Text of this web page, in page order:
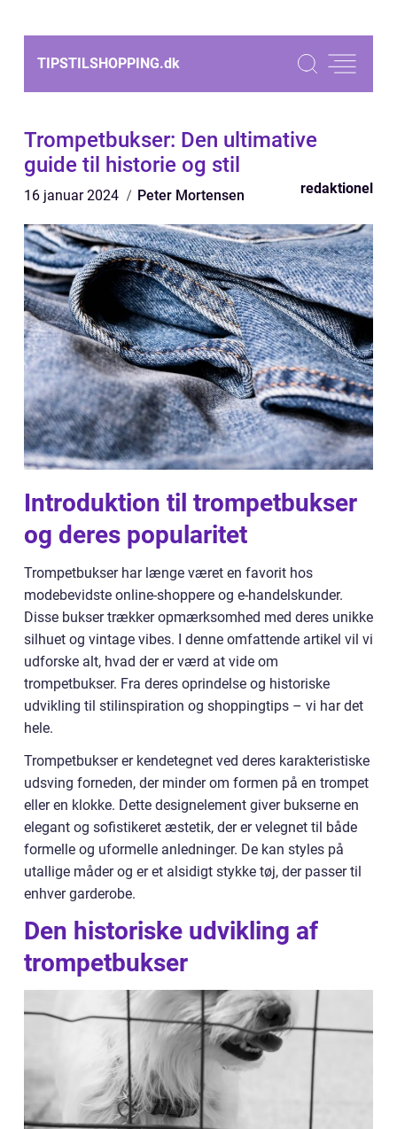
TIPSTILSHOPPING.dk
Trompetbukser: Den ultimative
guide til historie og stil
16 januar 2024 Peter Mortensen redaktionel
Introduktion til trompetbukser
og deres popularitet
Trompetbukser har længe været en favorit hos
modebevidste online-shoppere og e-handelskunder.
Disse bukser trækker opmærksomhed med deres unikke
silhuet og vintage vibes. I denne omfattende artikel vil vi
udforske alt, hvad der er værd at vide om
trompetbukser. Fra deres oprindelse og historiske
udvikling til stilinspiration og shoppingtips – vi har det
hele.
Trompetbukser er kendetegnet ved deres karakteristiske
udsving forneden, der minder om formen på en trompet
eller en klokke. Dette designelement giver bukserne en
elegant og sofistikeret æstetik, der er velegnet til både
formelle og uformelle anledninger. De kan styles på
utallige måder og er et alsidigt stykke tøj, der passer til
enhver garderobe.
Den historiske udvikling af
trompetbukser